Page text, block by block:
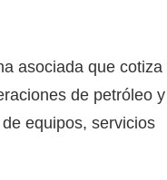
asociada que cotiza
de petróleo y
equipos, servicios